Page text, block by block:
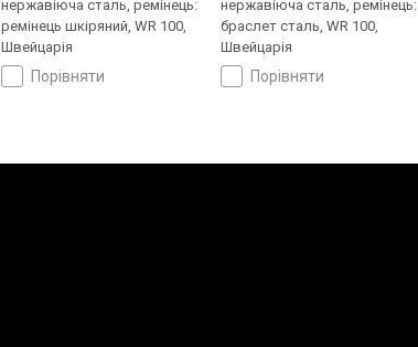
нержавіюча сталь, ремінець:
ремінець шкіряний, WR 100,
Швейцарія
порівняти
нержавіюча сталь, ремінець:
браслет сталь, WR 100,
Швейцарія
порівняти